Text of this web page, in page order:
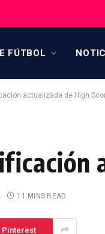
FÚTBOL
actualizada de High
11 MINS READ
Pinterest